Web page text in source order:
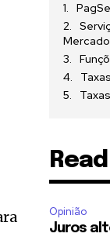
Opinião
Juros